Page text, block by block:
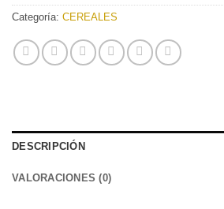
Categoría: CEREALES
DESCRIPCIÓN
VALORACIONES (0)